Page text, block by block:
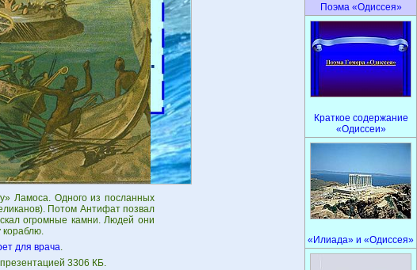
Ламоса. Одного из посланных
Потом Антифат позвал
огромные камни. Людей они
кораблю.
для врача.
3306 КБ.
Поэма «Одиссея»
Краткое содержание
«Одиссеи»
«Илиада» и «Одиссея»